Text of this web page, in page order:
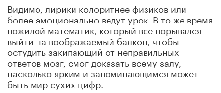
Видимо, лирики колоритнее физиков или
более эмоционально ведут урок. В то же время
пожилой математик, который все порывался
выйти на воображаемый балкон, чтобы
остудить закипающий от неправильных
ответов мозг, смог доказать всему залу,
насколько ярким и запоминающимся может
быть мир сухих цифр.